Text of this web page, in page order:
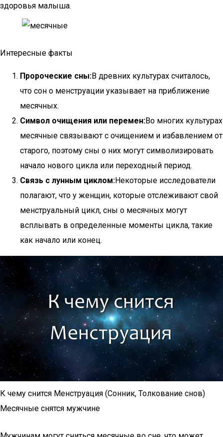
здоровья малыша.
Интересные факты
Пророческие сны:В древних культурах считалось,
что сон о менструации указывает на приближение
месячных.
Символ очищения или перемен:Во многих культурах
месячные связывают с очищением и избавлением от
старого, поэтому сны о них могут символизировать
начало нового цикла или переходный период.
Связь с лунным циклом:Некоторые исследователи
полагают, что у женщин, которые отслеживают свой
менструальный цикл, сны о месячных могут
всплывать в определенные моменты цикла, такие
как начало или конец.
К чему снится Менструация (Сонник, Толкование снов)
Месячные снятся мужчине